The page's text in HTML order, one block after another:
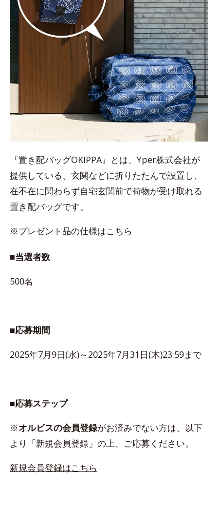
『置き配バッグOKIPPA』とは、Yper株式会社が
提供している、玄関などに折りたたんで設置し、
在不在に関わらず自宅玄関前で荷物が受け取れる
置き配バッグです。
※プレゼント品の仕様はこちら
■当選者数
500名
■応募期間
2025年7月9日(水)～2025年7月31日(木)23:59まで
■応募ステップ
※オルビスの会員登録がお済みでない方は、以下
より「新規会員登録」の上、ご応募ください。
新規会員登録はこちら